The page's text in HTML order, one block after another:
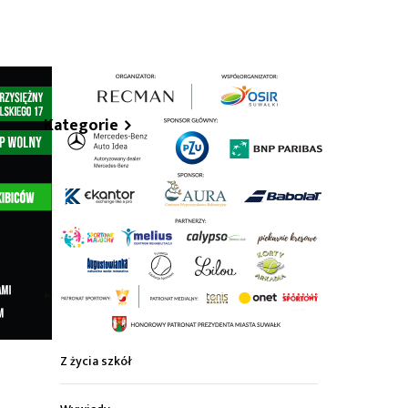
Kategorie
Z życia miasta
Kultura
Wiadomości z regionu
Z życia szkół